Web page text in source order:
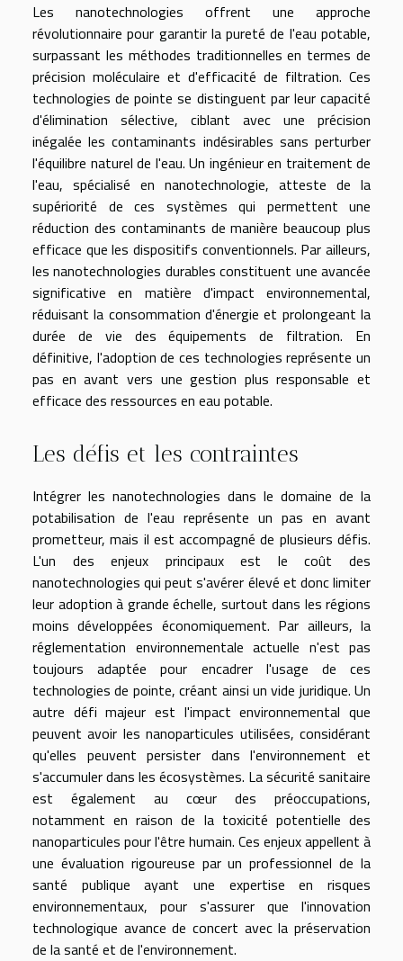
Les nanotechnologies offrent une approche
révolutionnaire pour garantir la pureté de l'eau potable,
surpassant les méthodes traditionnelles en termes de
précision moléculaire et d'efficacité de filtration. Ces
technologies de pointe se distinguent par leur capacité
d'élimination sélective, ciblant avec une précision
inégalée les contaminants indésirables sans perturber
l'équilibre naturel de l'eau. Un ingénieur en traitement de
l'eau, spécialisé en nanotechnologie, atteste de la
supériorité de ces systèmes qui permettent une
réduction des contaminants de manière beaucoup plus
efficace que les dispositifs conventionnels. Par ailleurs,
les nanotechnologies durables constituent une avancée
significative en matière d'impact environnemental,
réduisant la consommation d'énergie et prolongeant la
durée de vie des équipements de filtration. En
définitive, l'adoption de ces technologies représente un
pas en avant vers une gestion plus responsable et
efficace des ressources en eau potable.
Les défis et les contraintes
Intégrer les nanotechnologies dans le domaine de la
potabilisation de l'eau représente un pas en avant
prometteur, mais il est accompagné de plusieurs défis.
L'un des enjeux principaux est le coût des
nanotechnologies qui peut s'avérer élevé et donc limiter
leur adoption à grande échelle, surtout dans les régions
moins développées économiquement. Par ailleurs, la
réglementation environnementale actuelle n'est pas
toujours adaptée pour encadrer l'usage de ces
technologies de pointe, créant ainsi un vide juridique. Un
autre défi majeur est l'impact environnemental que
peuvent avoir les nanoparticules utilisées, considérant
qu'elles peuvent persister dans l'environnement et
s'accumuler dans les écosystèmes. La sécurité sanitaire
est également au cœur des préoccupations,
notamment en raison de la toxicité potentielle des
nanoparticules pour l'être humain. Ces enjeux appellent à
une évaluation rigoureuse par un professionnel de la
santé publique ayant une expertise en risques
environnementaux, pour s'assurer que l'innovation
technologique avance de concert avec la préservation
de la santé et de l'environnement.